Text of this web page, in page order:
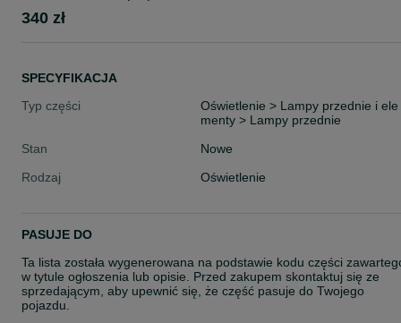
340 zł
SPECYFIKACJA
Typ części
Oświetlenie > Lampy przednie i ele
menty > Lampy przednie
Stan
Nowe
Rodzaj
Oświetlenie
PASUJE DO
Ta lista została wygenerowana na podstawie kodu części
w tytule ogłoszenia lub opisie. Przed zakupem skontaktuj się ze
sprzedającym, aby upewnić się, że część pasuje do Twojego
pojazdu.